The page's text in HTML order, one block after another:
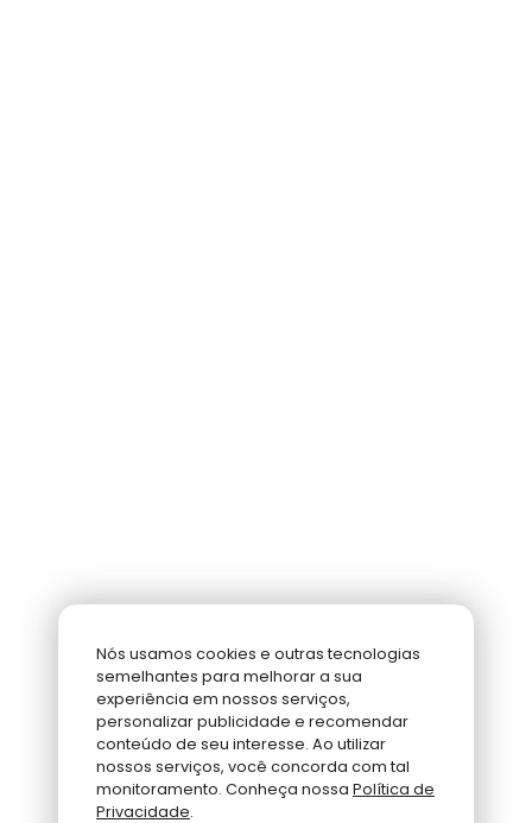
Nós usamos cookies e outras tecnologias
semelhantes para melhorar a sua
experiência em nossos serviços,
personalizar publicidade e recomendar
conteúdo de seu interesse. Ao utilizar
nossos serviços, você concorda com tal
monitoramento. Conheça nossa Política de
Privacidade.